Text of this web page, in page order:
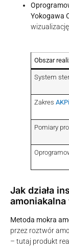
Yokogawa
Obszar
System
Zakres
Pomiary
Jak działa
Metoda mokra
przez roztwór
– tutaj produkt